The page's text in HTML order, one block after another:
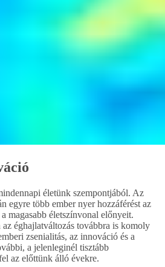
életünk szempontjából. Az
egyre több ember nyer hozzáférést az
magasabb életszínvonal előnyeit.
éghajlatváltozás továbbra is komoly
zsenialitás, az innováció és a
a jelenleginél tisztább
az előttünk álló évekre.